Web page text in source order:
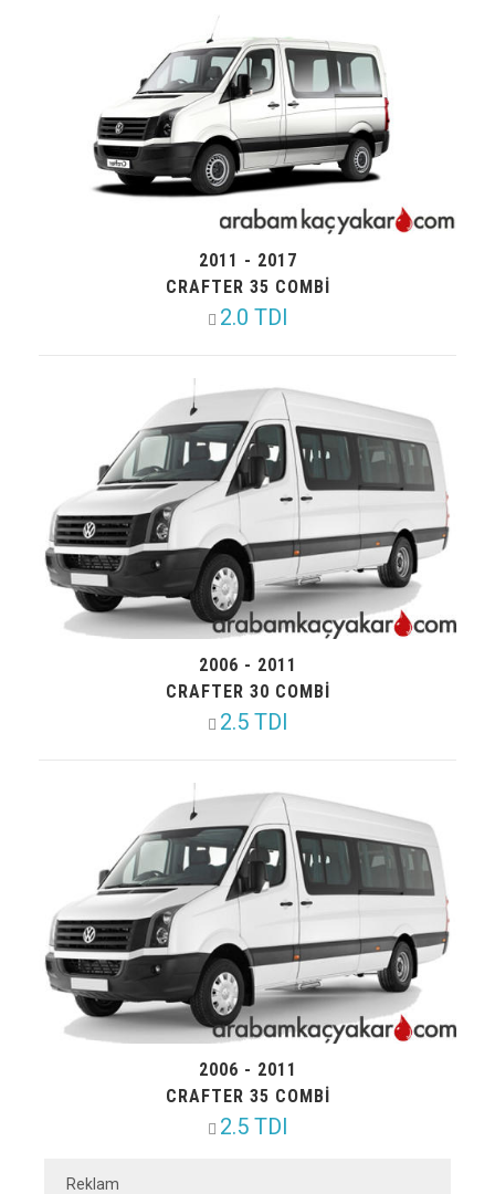
2011 - 2017
CRAFTER 35 COMBI
2.0 TDI
2006 - 2011
CRAFTER 30 COMBI
2.5 TDI
2006 - 2011
CRAFTER 35 COMBI
2.5 TDI
Reklam